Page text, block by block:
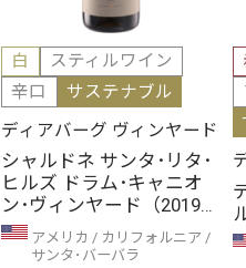
白
スティルワイン
辛口
サステナブル
ディアバーグ ヴィンヤード
シャルドネ サンタ･リタ･
ヒルズ ドラム･キャニオ
ン･ヴィンヤード（2019
年）アメリカ
カリフォルニア
サンタ･バーバラ